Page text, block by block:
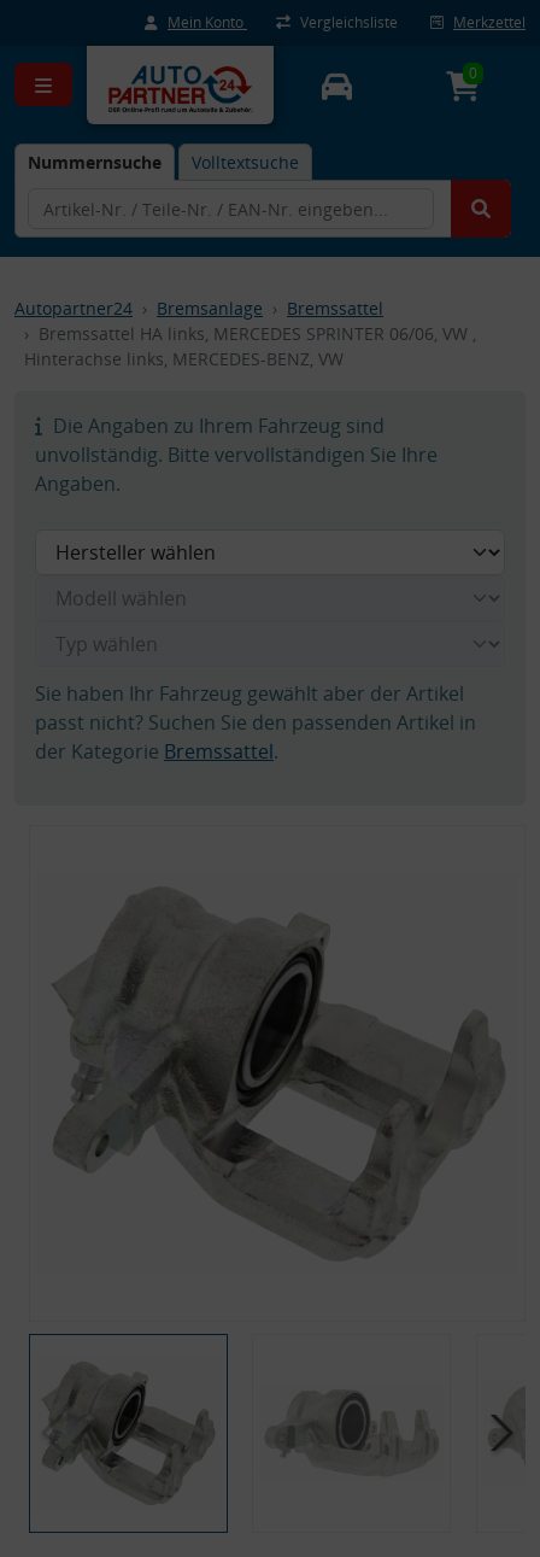
Mein Konto Vergleichsliste Merkzettel
Nummernsuche Volltextsuche
0
Autopartner24 Bremsanlage
Bremssattel
Bremssattel HA links, MERCEDES SPRINTER 06/06, VW ,
Hinterachse links, MERCEDES-BENZ, VW
Die Angaben zu Ihrem Fahrzeug sind
unvollständig. Bitte vervollständigen Sie Ihre
Angaben.
Sie haben Ihr Fahrzeug gewählt aber der Artikel
passt nicht? Suchen Sie den passenden Artikel in
der Kategorie Bremssattel.